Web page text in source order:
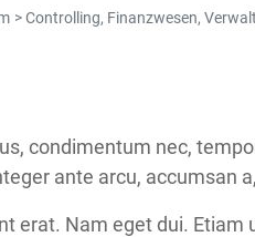
Controlling, Finanzwesen,
condimentum nec,
ante arcu, accumsan
erat. Nam eget dui.